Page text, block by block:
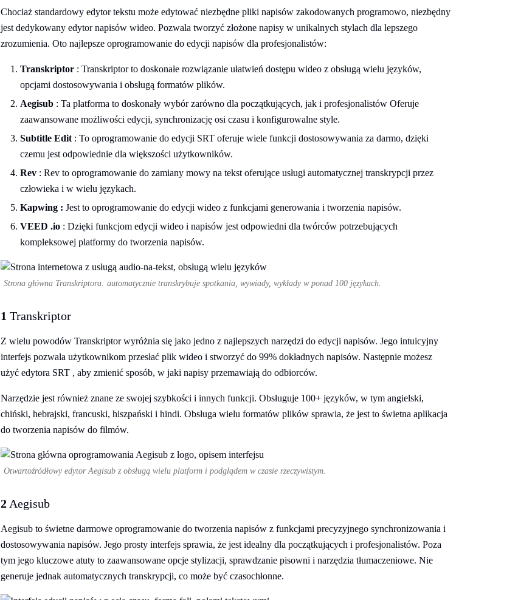
Chociaż standardowy edytor tekstu może edytować niezbędne pliki napisów zakodowanych programowo, niezbędny
jest dedykowany edytor napisów wideo. Pozwala tworzyć złożone napisy w unikalnych stylach dla lepszego
zrozumienia. Oto najlepsze oprogramowanie do edycji napisów dla profesjonalistów:
Transkriptor : Transkriptor to doskonałe rozwiązanie ułatwień dostępu wideo z obsługą wielu języków,
opcjami dostosowywania i obsługą formatów plików.
Aegisub : Ta platforma to doskonały wybór zarówno dla początkujących, jak i profesjonalistów Oferuje
zaawansowane możliwości edycji, synchronizację osi czasu i konfigurowalne style.
Subtitle Edit : To oprogramowanie do edycji SRT oferuje wiele funkcji dostosowywania za darmo, dzięki
czemu jest odpowiednie dla większości użytkowników.
Rev : Rev to oprogramowanie do zamiany mowy na tekst oferujące usługi automatycznej transkrypcji przez
człowieka i w wielu językach.
Kapwing : Jest to oprogramowanie do edycji wideo z funkcjami generowania i tworzenia napisów.
VEED .io : Dzięki funkcjom edycji wideo i napisów jest odpowiedni dla twórców potrzebujących
kompleksowej platformy do tworzenia napisów.
Strona główna Transkriptora: automatycznie transkrybuje spotkania, wywiady, wykłady w ponad 100 językach.
1 Transkriptor
Z wielu powodów Transkriptor wyróżnia się jako jedno z najlepszych narzędzi do edycji napisów. Jego intuicyjny
interfejs pozwala użytkownikom przesłać plik wideo i stworzyć do 99% dokładnych napisów. Następnie możesz
użyć edytora SRT , aby zmienić sposób, w jaki napisy przemawiają do odbiorców.
Narzędzie jest również znane ze swojej szybkości i innych funkcji. Obsługuje 100+ języków, w tym angielski,
chiński, hebrajski, francuski, hiszpański i hindi. Obsługa wielu formatów plików sprawia, że jest to świetna aplikacja
do tworzenia napisów do filmów.
Otwartoźródłowy edytor Aegisub z obsługą wielu platform i podglądem w czasie rzeczywistym.
2 Aegisub
Aegisub to świetne darmowe oprogramowanie do tworzenia napisów z funkcjami precyzyjnego synchronizowania i
dostosowywania napisów. Jego prosty interfejs sprawia, że jest idealny dla początkujących i profesjonalistów. Poza
tym jego kluczowe atuty to zaawansowane opcje stylizacji, sprawdzanie pisowni i narzędzia tłumaczeniowe. Nie
generuje jednak automatycznych transkrypcji, co może być czasochłonne.